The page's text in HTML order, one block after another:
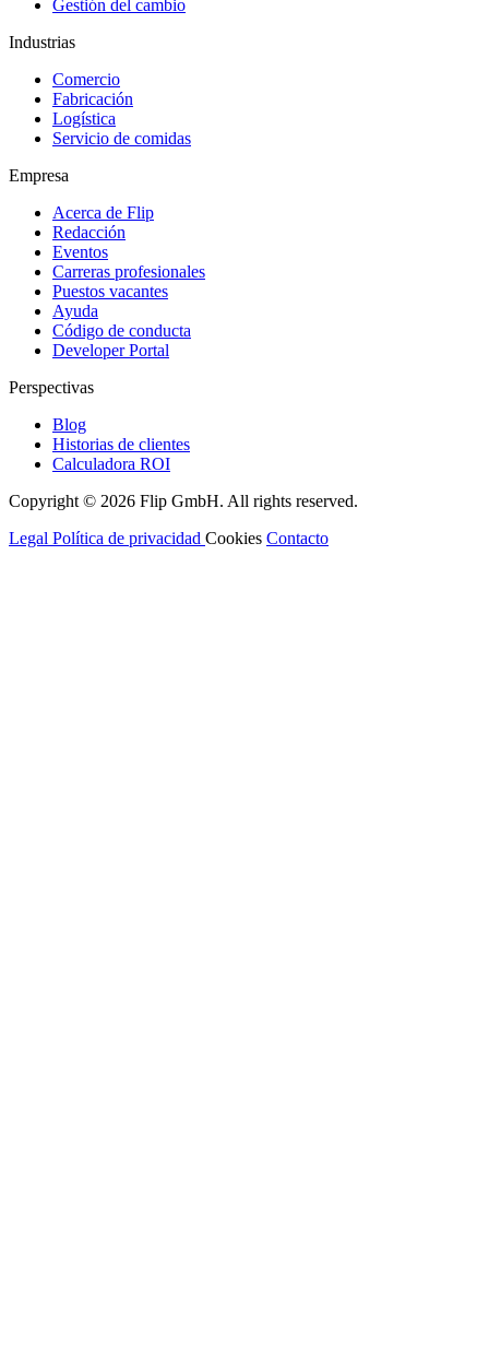
Gestión del cambio
Industrias
Comercio
Fabricación
Logística
Servicio de comidas
Empresa
Acerca de Flip
Redacción
Eventos
Carreras profesionales
Puestos vacantes
Ayuda
Código de conducta
Developer Portal
Perspectivas
Blog
Historias de clientes
Calculadora ROI
Copyright © 2026 Flip GmbH. All rights reserved.
Legal Política de privacidad Cookies Contacto